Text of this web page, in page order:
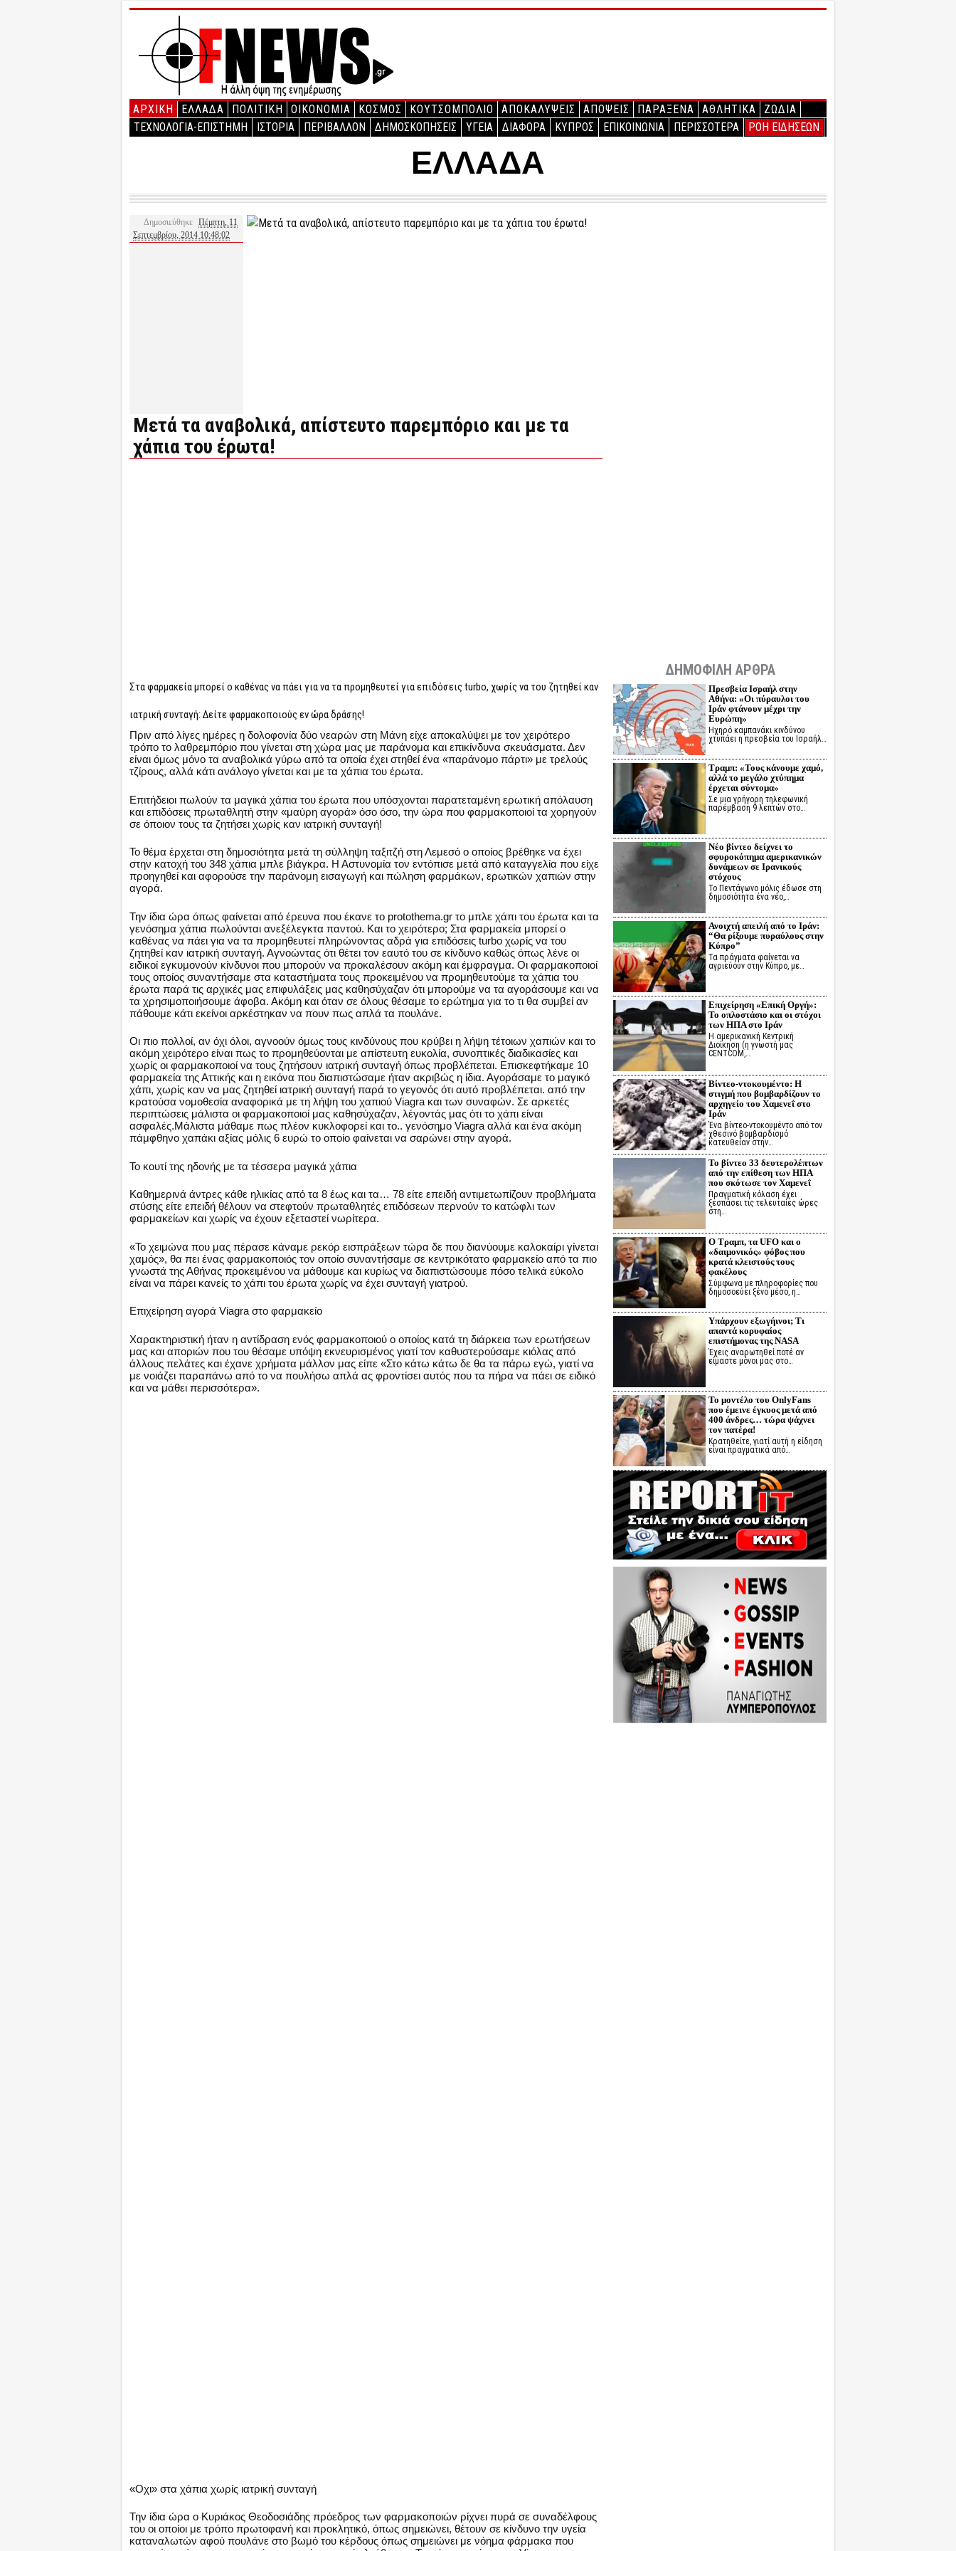
ΑΡΧΙΚΉ ΕΛΛΑΔΑ ΠΟΛΙΤΙΚΗ ΟΙΚΟΝΟΜΙΑ ΚΟΣΜΟΣ ΚΟΥΤΣΟΜΠΟΛΙΟ ΑΠΟΚΑΛΥΨΕΙΣ ΑΠΟΨΕΙΣ ΠΑΡΑΞΕΝΑ ΑΘΛΗΤΙΚΑ
ΖΩΔΙΑ
ΤΕΧΝΟΛΟΓΙΑ-ΕΠΙΣΤΗΜΗ
ΙΣΤΟΡΙΑ ΠΕΡΙΒΑΛΛΟΝ ΔΗΜΟΣΚΟΠΗΣΕΙΣ ΥΓΕΙΑ ΔΙΑΦΟΡΑ ΚΥΠΡΟΣ ΕΠΙΚΟΙΝΩΝΙΑ ΠΕΡΙΣΣΟΤΕΡΑ ΡΟΗ ΕΙΔΗΣΕΩΝ
ΕΛΛΑΔΑ
Δημοσιεύθηκε Πέμπτη, 11
Σεπτεμβρίου, 2014 10:48:02
Μετά τα αναβολικά, απίστευτο παρεμπόριο και με τα
χάπια του έρωτα!
Στα φαρμακεία μπορεί ο καθένας να πάει για να τα προμηθευτεί για επιδόσεις turbo, χωρίς να του ζητηθεί καν
ιατρική συνταγή: Δείτε φαρμακοποιούς εν ώρα δράσης!
Πριν από λίγες ημέρες η δολοφονία δύο νεαρών στη Μάνη είχε αποκαλύψει με τον χειρότερο
τρόπο το λαθρεμπόριο που γίνεται στη χώρα μας με παράνομα και επικίνδυνα σκευάσματα. Δεν
είναι όμως μόνο τα αναβολικά γύρω από τα οποία έχει στηθεί ένα «παράνομο πάρτι» με τρελούς
τζίρους, αλλά κάτι ανάλογο γίνεται και με τα χάπια του έρωτα.
Επιτήδειοι πωλούν τα μαγικά χάπια του έρωτα που υπόσχονται παρατεταμένη ερωτική απόλαυση
και επιδόσεις πρωταθλητή στην «μαύρη αγορά» όσο όσο, την ώρα που φαρμακοποιοί τα χορηγούν
σε όποιον τους τα ζητήσει χωρίς καν ιατρική συνταγή!
Το θέμα έρχεται στη δημοσιότητα μετά τη σύλληψη ταξιτζή στη Λεμεσό ο οποίος βρέθηκε να έχει
στην κατοχή του 348 χάπια μπλε βιάγκρα. Η Αστυνομία τον εντόπισε μετά από καταγγελία που είχε
προηγηθεί και αφορούσε την παράνομη εισαγωγή και πώληση φαρμάκων, ερωτικών χαπιών στην
αγορά.
Την ίδια ώρα όπως φαίνεται από έρευνα που έκανε το protothema.gr το μπλε χάπι του έρωτα και τα
γενόσημα χάπια πωλούνται ανεξέλεγκτα παντού. Και το χειρότερο; Στα φαρμακεία μπορεί ο
καθένας να πάει για να τα προμηθευτεί πληρώνοντας αδρά για επιδόσεις turbo χωρίς να του
ζητηθεί καν ιατρική συνταγή. Αγνοώντας ότι θέτει τον εαυτό του σε κίνδυνο καθώς όπως λένε οι
ειδικοί εγκυμονούν κίνδυνοι που μπορούν να προκαλέσουν ακόμη και έμφραγμα. Οι φαρμακοποιοί
τους οποίος συναντήσαμε στα καταστήματα τους προκειμένου να προμηθευτούμε τα χάπια του
έρωτα παρά τις αρχικές μας επιφυλάξεις μας καθησύχαζαν ότι μπορούμε να τα αγοράσουμε και να
τα χρησιμοποιήσουμε άφοβα. Ακόμη και όταν σε όλους θέσαμε το ερώτημα για το τι θα συμβεί αν
πάθουμε κάτι εκείνοι αρκέστηκαν να πουν πως απλά τα πουλάνε.
Οι πιο πολλοί, αν όχι όλοι, αγνοούν όμως τους κινδύνους που κρύβει η λήψη τέτοιων χαπιών και το
ακόμη χειρότερο είναι πως το προμηθεύονται με απίστευτη ευκολία, συνοπτικές διαδικασίες και
χωρίς οι φαρμακοποιοί να τους ζητήσουν ιατρική συνταγή όπως προβλέπεται. Επισκεφτήκαμε 10
φαρμακεία της Αττικής και η εικόνα που διαπιστώσαμε ήταν ακριβώς η ίδια. Αγοράσαμε το μαγικό
χάπι, χωρίς καν να μας ζητηθεί ιατρική συνταγή παρά το γεγονός ότι αυτό προβλέπεται. από την
κρατούσα νομοθεσία αναφορικά με τη λήψη του χαπιού Viagra και των συναφών. Σε αρκετές
περιπτώσεις μάλιστα οι φαρμακοποιοί μας καθησύχαζαν, λέγοντάς μας ότι το χάπι είναι
ασφαλές.Μάλιστα μάθαμε πως πλέον κυκλοφορεί και το.. γενόσημο Viagra αλλά και ένα ακόμη
πάμφθηνο χαπάκι αξίας μόλις 6 ευρώ το οποίο φαίνεται να σαρώνει στην αγορά.
Το κουτί της ηδονής με τα τέσσερα μαγικά χάπια
Καθημερινά άντρες κάθε ηλικίας από τα 8 έως και τα… 78 είτε επειδή αντιμετωπίζουν προβλήματα
στύσης είτε επειδή θέλουν να στεφτούν πρωταθλητές επιδόσεων περνούν το κατώφλι των
φαρμακείων και χωρίς να έχουν εξεταστεί νωρίτερα.
«Το χειμώνα που μας πέρασε κάναμε ρεκόρ εισπράξεων τώρα δε που διανύουμε καλοκαίρι γίνεται
χαμός», θα πει ένας φαρμακοποιός τον οποίο συναντήσαμε σε κεντρικότατο φαρμακείο από τα πιο
γνωστά της Αθήνας προκειμένου να μάθουμε και κυρίως να διαπιστώσουμε πόσο τελικά εύκολο
είναι να πάρει κανείς το χάπι του έρωτα χωρίς να έχει συνταγή γιατρού.
Επιχείρηση αγορά Viagra στο φαρμακείο
Χαρακτηριστική ήταν η αντίδραση ενός φαρμακοποιού ο οποίος κατά τη διάρκεια των ερωτήσεων
μας και αποριών που του θέσαμε υπόψη εκνευρισμένος γιατί τον καθυστερούσαμε κιόλας από
άλλους πελάτες και έχανε χρήματα μάλλον μας είπε «Στο κάτω κάτω δε θα τα πάρω εγώ, γιατί να
με νοιάζει παραπάνω από το να πουλήσω απλά ας φροντίσει αυτός που τα πήρα να πάει σε ειδικό
και να μάθει περισσότερα».
«Οχι» στα χάπια χωρίς ιατρική συνταγή
Την ίδια ώρα ο Κυριάκος Θεοδοσιάδης πρόεδρος των φαρμακοποιών ρίχνει πυρά σε συναδέλφους
του οι οποίοι με τρόπο πρωτοφανή και προκλητικό, όπως σημειώνει, θέτουν σε κίνδυνο την υγεία
καταναλωτών αφού πουλάνε στο βωμό του κέρδους όπως σημειώνει με νόημα φάρμακα που
ΔΗΜΟΦΙΛΗ ΑΡΘΡΑ
Πρεσβεία Ισραήλ στην
Αθήνα: «Οι πύραυλοι του
Ιράν φτάνουν μέχρι την
Ευρώπη»
Ηχηρό καμπανάκι κινδύνου
χτυπάει η πρεσβεία του Ισραήλ…
Τραμπ: «Τους κάνουμε χαμό,
αλλά το μεγάλο χτύπημα
έρχεται σύντομα»
Σε μια γρήγορη τηλεφωνική
παρέμβαση 9 λεπτών στο…
Νέο βίντεο δείχνει το
σφυροκόπημα αμερικανικών
δυνάμεων σε Ιρανικούς
στόχους
Το Πεντάγωνο μόλις έδωσε στη
δημοσιότητα ένα νέο,…
Ανοιχτή απειλή από το Ιράν:
“Θα ρίξουμε πυραύλους στην
Κύπρο”
Τα πράγματα φαίνεται να
αγριεύουν στην Κύπρο, με…
Επιχείρηση «Επική Οργή»:
Το οπλοστάσιο και οι στόχοι
των ΗΠΑ στο Ιράν
Η αμερικανική Κεντρική
Διοίκηση (η γνωστή μας
CENTCOM,…
Βίντεο-ντοκουμέντο: Η
στιγμή που βομβαρδίζουν το
αρχηγείο του Χαμενεΐ στο
Ιράν
Ένα βίντεο-ντοκουμέντο από τον
χθεσινό βομβαρδισμό
κατευθείαν στην…
Το βίντεο 33 δευτερολέπτων
από την επίθεση των ΗΠΑ
που σκότωσε τον Χαμενεΐ
Πραγματική κόλαση έχει
ξεσπάσει τις τελευταίες ώρες
στη…
Ο Τραμπ, τα UFO και ο
«δαιμονικός» φόβος που
κρατά κλειστούς τους
φακέλους
Σύμφωνα με πληροφορίες που
δημοσοεύει ξένο μέσο, η…
Υπάρχουν εξωγήινοι; Τι
απαντά κορυφαίος
επιστήμονας της NASA
Έχεις αναρωτηθεί ποτέ αν
είμαστε μόνοι μας στο…
Το μοντέλο του OnlyFans
που έμεινε έγκυος μετά από
400 άνδρες… τώρα ψάχνει
τον πατέρα!
Κρατηθείτε, γιατί αυτή η είδηση
είναι πραγματικά από…